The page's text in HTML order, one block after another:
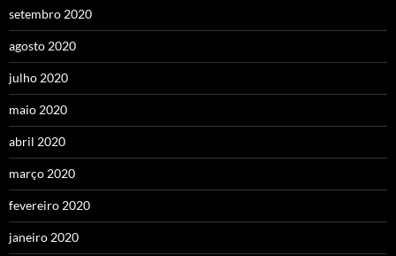
setembro 2020
agosto 2020
julho 2020
maio 2020
abril 2020
março 2020
fevereiro 2020
janeiro 2020